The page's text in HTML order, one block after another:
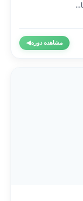
مشاهده دوره◀